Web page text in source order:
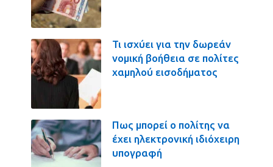
Τι ισχύει για την δωρεάν
νομική βοήθεια σε πολίτες
χαμηλού εισοδήματος
Πως μπορεί ο πολίτης να
έχει ηλεκτρονική ιδιόχειρη
υπογραφή